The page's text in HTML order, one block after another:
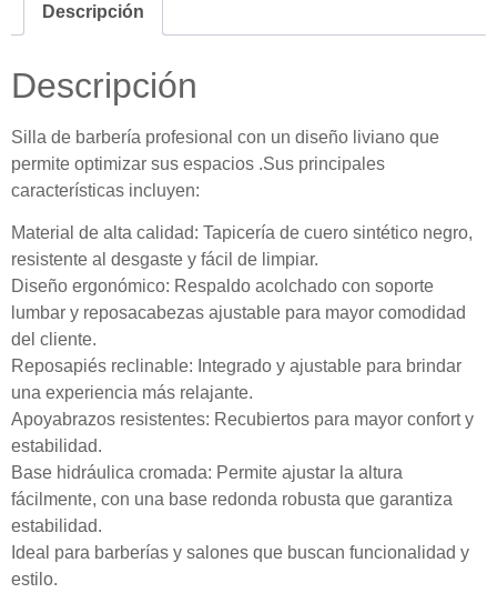
Descripción
Descripción
Silla de barbería profesional con un diseño liviano que
permite optimizar sus espacios .Sus principales
características incluyen:
Material de alta calidad: Tapicería de cuero sintético negro,
resistente al desgaste y fácil de limpiar.
Diseño ergonómico: Respaldo acolchado con soporte
lumbar y reposacabezas ajustable para mayor comodidad
del cliente.
Reposapiés reclinable: Integrado y ajustable para brindar
una experiencia más relajante.
Apoyabrazos resistentes: Recubiertos para mayor confort y
estabilidad.
Base hidráulica cromada: Permite ajustar la altura
fácilmente, con una base redonda robusta que garantiza
estabilidad.
Ideal para barberías y salones que buscan funcionalidad y
estilo.